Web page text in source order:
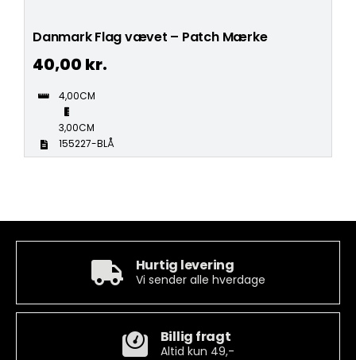
Danmark Flag vævet – Patch Mærke
40,00 kr.
4,00CM
3,00CM
155227-BLÅ
Hurtig levering
Vi sender alle hverdage
Billig fragt
Altid kun 49,-